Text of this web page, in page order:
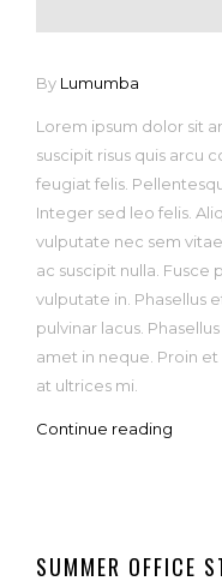
By Lumumba
Lorem ipsum dolor sit
suscipit risus quis arcu
feugiat felis.
Integer sed leo felis.
vulputate nec sem
ac suscipit nulla.
vulputate in. Phasellus
pulvinar lacus.
amet in neque. Proin
at ultrices mi.
Continue reading
SUMMER OFFICE